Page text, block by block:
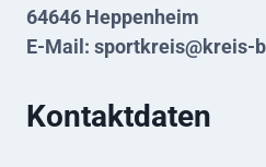
64646 Heppenheim
E-Mail: sportkreis@kreis-
Kontaktdaten